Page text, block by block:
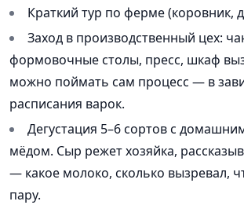
Краткий тур по ферме (коровник,
Заход в производственный цех:
формовочные столы, пресс, шкаф
можно поймать сам процесс — в
расписания варок.
Дегустация 5–6 сортов с
мёдом. Сыр режет хозяйка,
— какое молоко, сколько вызревал,
пару.